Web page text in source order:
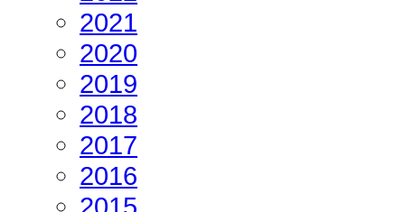
2021
2020
2019
2018
2017
2016